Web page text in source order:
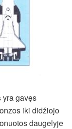
yra gavęs
iki didžiojo
daugelyje